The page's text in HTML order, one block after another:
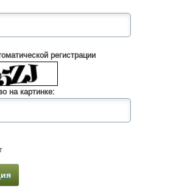
регистрации
на картинке: